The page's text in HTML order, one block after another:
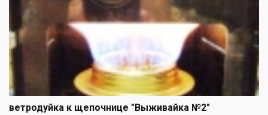
ветродуйка к щепочнице "Выживайка №2"